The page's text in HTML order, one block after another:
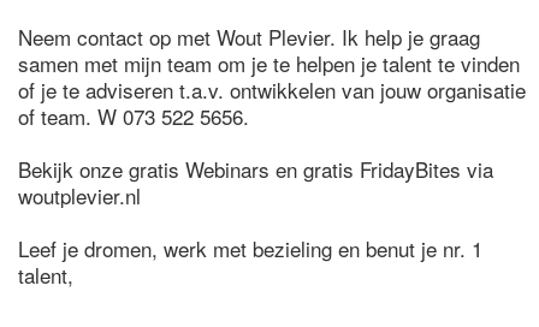
Neem contact op met Wout Plevier. Ik help je graag
samen met mijn team om je te helpen je talent te vinden
of je te adviseren t.a.v. ontwikkelen van jouw organisatie
of team. W 073 522 5656.
Bekijk onze gratis Webinars en gratis FridayBites via
woutplevier.nl
Leef je dromen, werk met bezieling en benut je nr. 1
talent,